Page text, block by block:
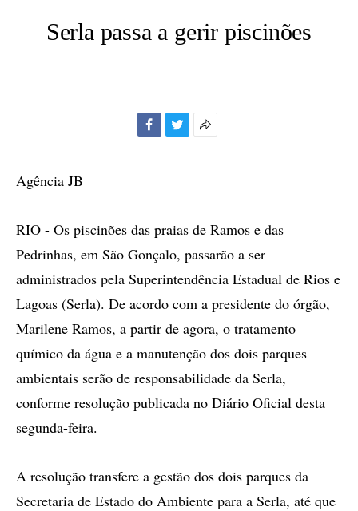
Serla passa a gerir piscinões
Agência JB
RIO - Os piscinões das praias de Ramos e das
Pedrinhas, em São Gonçalo, passarão a ser
administrados pela Superintendência Estadual de Rios e
Lagoas (Serla). De acordo com a presidente do órgão,
Marilene Ramos, a partir de agora, o tratamento
químico da água e a manutenção dos dois parques
ambientais serão de responsabilidade da Serla,
conforme resolução publicada no Diário Oficial desta
segunda-feira.
A resolução transfere a gestão dos dois parques da
Secretaria de Estado do Ambiente para a Serla, até que